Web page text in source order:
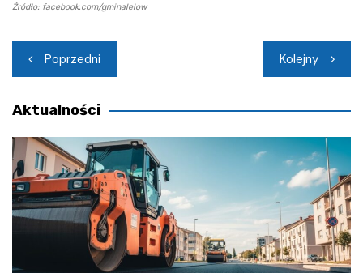
Źródło: facebook.com/gminalelow
Nawigacja
wpisu
Poprzedni Kolejny
Aktualności